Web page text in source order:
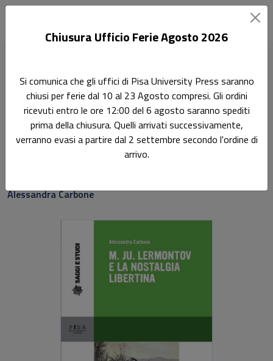
Ricerca
M. Ju. Lermontov e la
nostalgia libertina
Alessandra Carbone
Chiusura Ufficio Ferie Agosto 2026
Si comunica che gli uffici di Pisa University Press saranno
chiusi per ferie dal 10 al 23 Agosto compresi. Gli ordini
ricevuti entro le ore 12:00 del 6 agosto saranno spediti
prima della chiusura. Quelli arrivati successivamente,
verranno evasi a partire dal 2 settembre secondo l'ordine di
arrivo.